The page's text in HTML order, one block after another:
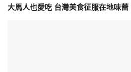
大馬人也愛吃 台灣美食征服在地味